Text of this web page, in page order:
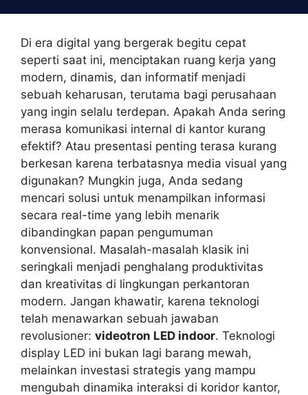
contentDi era digital yang bergerak begitu cepat
seperti saat ini, menciptakan ruang kerja yang
modern, dinamis, dan informatif menjadi
sebuah keharusan, terutama bagi perusahaan
yang ingin selalu terdepan. Apakah Anda sering
merasa komunikasi internal di kantor kurang
efektif? Atau presentasi penting terasa kurang
berkesan karena terbatasnya media visual yang
digunakan? Mungkin juga, Anda sedang
mencari solusi untuk menampilkan informasi
secara real-time yang lebih menarik
dibandingkan papan pengumuman
konvensional. Masalah-masalah klasik ini
seringkali menjadi penghalang produktivitas
dan kreativitas di lingkungan perkantoran
modern. Jangan khawatir, karena teknologi
telah menawarkan sebuah jawaban
revolusioner: videotron LED indoor. Teknologi
display LED ini bukan lagi barang mewah,
melainkan investasi strategis yang mampu
mengubah dinamika interaksi di koridor kantor,